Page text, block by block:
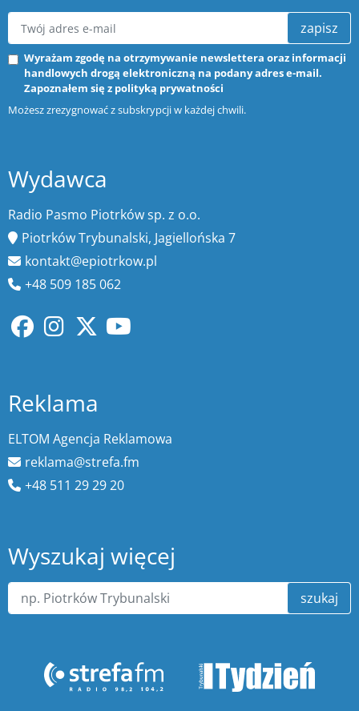
zapisz
Wyrażam zgodę na otrzymywanie newslettera oraz informacji
handlowych drogą elektroniczną na podany adres e-mail.
Zapoznałem się z polityką prywatności
Możesz zrezygnować z subskrypcji w każdej chwili.
Wydawca
Radio Pasmo Piotrków sp. z o.o.
Piotrków Trybunalski, Jagiellońska 7
kontakt@epiotrkow.pl
+48 509 185 062
Reklama
ELTOM Agencja Reklamowa
reklama@strefa.fm
+48 511 29 29 20
Wyszukaj więcej
szukaj